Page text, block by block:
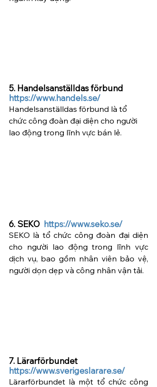
5. Handelsanställdas förbund
https://www.handels.se/
Handelsanställdas förbund là tổ
chức công đoàn đại diện cho người
lao động trong lĩnh vực bán lẻ.
6. SEKO https://www.seko.se/
SEKO là tổ chức công đoàn đại diện
cho người lao động trong lĩnh vực
dịch vụ, bao gồm nhân viên bảo vệ,
người dọn dẹp và công nhân vận tải.
7. Lärarförbundet
https://www.sverigeslarare.se/
Lärarförbundet là một tổ chức công